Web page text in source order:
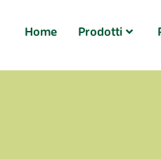
Home Prodotti